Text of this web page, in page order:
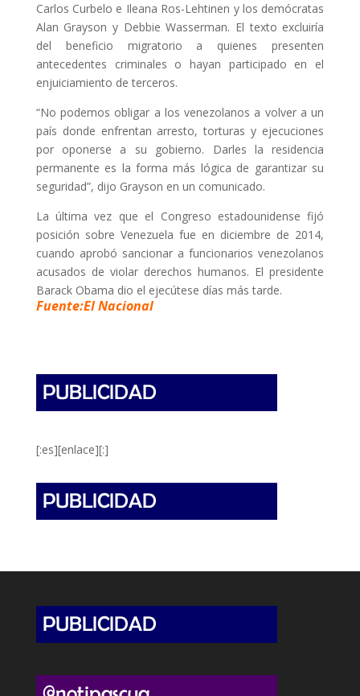
Carlos Curbelo e Ileana Ros-Lehtinen y los demócratas
Alan Grayson y Debbie Wasserman. El texto excluiría
del beneficio migratorio a quienes presenten
antecedentes criminales o hayan participado en el
enjuiciamiento de terceros.
“No podemos obligar a los venezolanos a volver a un
país donde enfrentan arresto, torturas y ejecuciones
por oponerse a su gobierno. Darles la residencia
permanente es la forma más lógica de garantizar su
seguridad”, dijo Grayson en un comunicado.
La última vez que el Congreso estadounidense fijó
posición sobre Venezuela fue en diciembre de 2014,
cuando aprobó sancionar a funcionarios venezolanos
acusados de violar derechos humanos. El presidente
Barack Obama dio el ejecútese días más tarde.
Fuente:El Nacional
[:es][enlace][:]